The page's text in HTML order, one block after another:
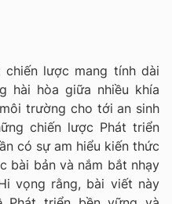
lược mang tính dài
hài hòa giữa nhiều khía
trường cho tới an sinh
chiến lược Phát triển
có sự am hiểu kiến thức
bài bản và nắm bắt nhạy
vọng rằng, bài viết này